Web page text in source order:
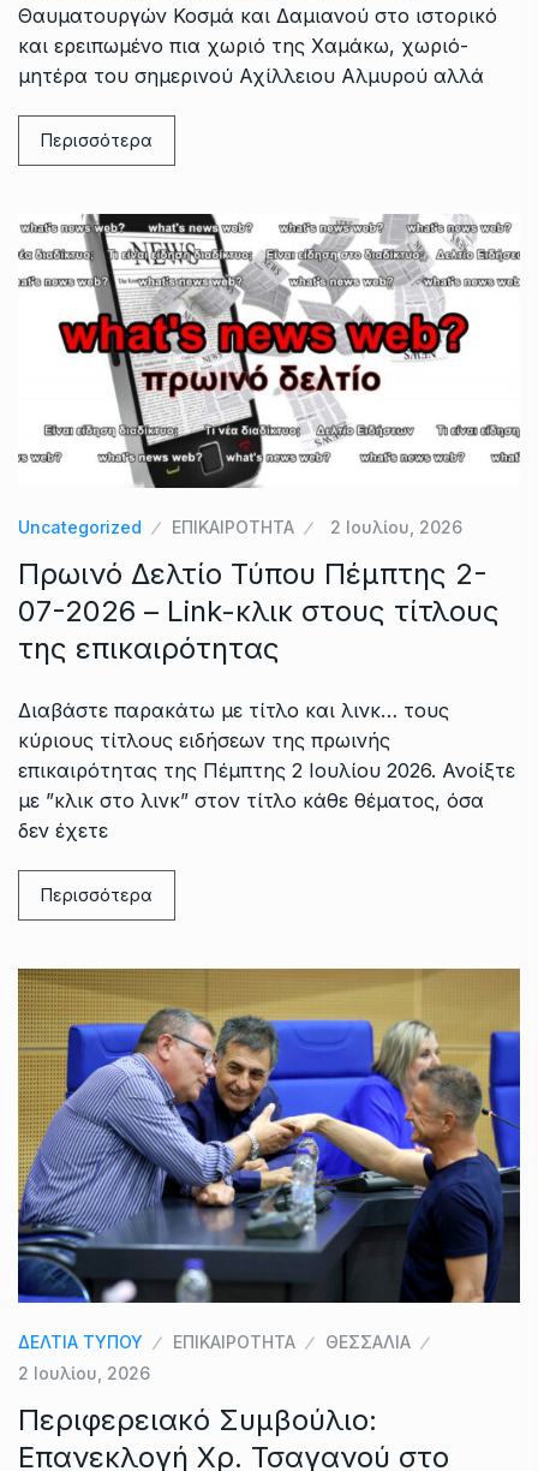
Θαυματουργών Κοσμά και Δαμιανού στο ιστορικό
και ερειπωμένο πια χωριό της Χαμάκω, χωριό-
μητέρα του σημερινού Αχίλλειου Αλμυρού αλλά
Περισσότερα
Uncategorized ΕΠΙΚΑΙΡΟΤΗΤΑ 2 Ιουλίου, 2026
Πρωινό Δελτίο Τύπου Πέμπτης 2-
07-2026 – Link-κλικ στους τίτλους
της επικαιρότητας
Διαβάστε παρακάτω με τίτλο και λινκ… τους
κύριους τίτλους ειδήσεων της πρωινής
επικαιρότητας της Πέμπτης 2 Ιουλίου 2026. Ανοίξτε
με ”κλικ στο λινκ” στον τίτλο κάθε θέματος, όσα
δεν έχετε
Περισσότερα
ΔΕΛΤΙΑ ΤΥΠΟΥ ΕΠΙΚΑΙΡΟΤΗΤΑ
ΘΕΣΣΑΛΙΑ
2 Ιουλίου, 2026
Περιφερειακό Συμβούλιο:
Επανεκλογή Χρ. Τσαγανού στο